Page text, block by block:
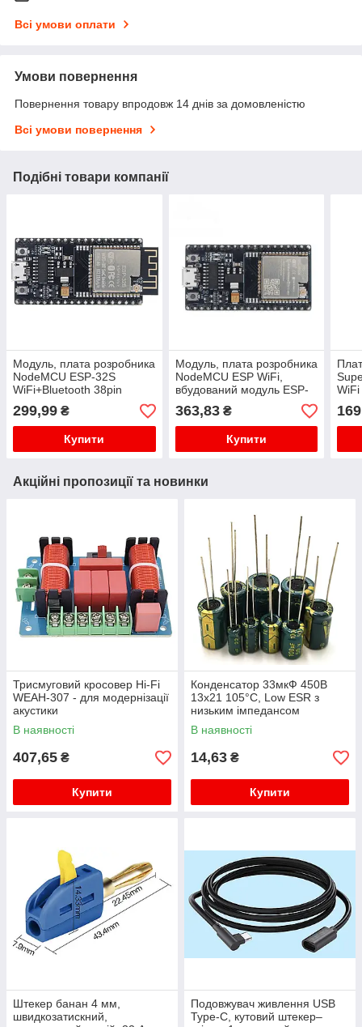
Всі умови оплати
Умови повернення
Повернення товару впродовж 14 днів за домовленістю
Всі умови повернення
Подібні товари компанії
Модуль, плата розробника
NodeMCU ESP-32S
WiFi+Bluetooth 38pin
CH340C micro-USB
299,99 ₴
Купити
Модуль, плата розробника
NodeMCU ESP WiFi,
вбудований модуль ESP-
32U, micro-usb
363,83₴
Купити
Акційні пропозиції та новинки
Трисмуговий кросовер Hi-Fi
WEAH-307 - для модернізації
акустики
В наявності
407,65 ₴
Купити
Конденсатор 33мкФ 450В
13x21 105°C, Low ESR з
низьким імпедансом
В наявності
14,63 ₴
Купити
Штекер банан 4 мм,
швидкозатискний,
Подовжувач живлення USB
Type-C, кутовий штекер–